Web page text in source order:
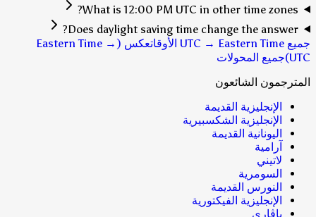
What is 12:00 PM UTC in other time zones?
Does daylight saving time change the answer?
جميع UTC → Eastern Time الأوقات
عكس (Eastern Time →
UTC) جميع المحولات
المترجمون الشائعون
الإنجليزية القديمة
الإنجليزية الشكسبيرية
اليونانية القديمة
آرامية
لاتيني
السومرية
النورس القديمة
الإنجليزية الفيكتورية
باڤاري